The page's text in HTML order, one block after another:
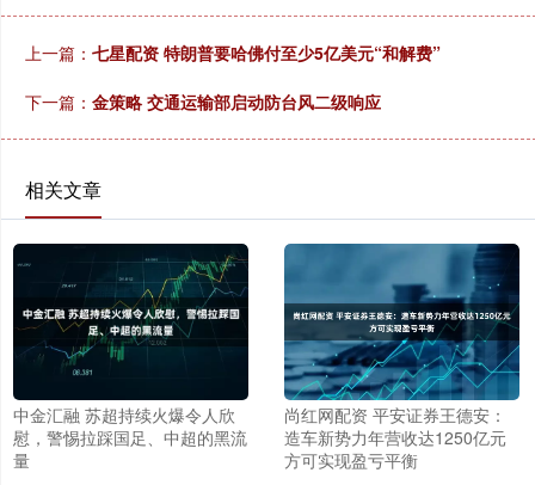
上一篇： 七星配资 特朗普要哈佛付至少5亿美元“和解费”
下一篇： 金策略 交通运输部启动防台风二级响应
相关文章
中金汇融 苏超持续火爆令人欣
慰，警惕拉踩国足、中超的黑流
量
尚红网配资 平安证券王德安：
造车新势力年营收达1250亿元
方可实现盈亏平衡